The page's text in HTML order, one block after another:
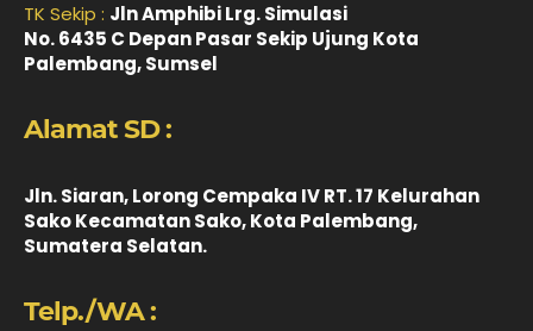
TK Sekip : Jln Amphibi Lrg. Simulasi
No. 6435 C Depan Pasar Sekip Ujung Kota
Palembang, Sumsel
Alamat SD :
Jln. Siaran, Lorong Cempaka IV RT. 17 Kelurahan
Sako Kecamatan Sako, Kota Palembang,
Sumatera Selatan.
Telp./WA :